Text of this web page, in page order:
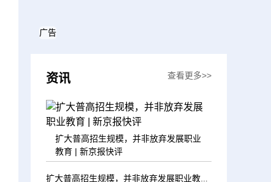
广告
资讯 查看更多>>
扩大普高招生规模，并非放弃发展职业
教育 | 新京报快评
扩大普高招生规模，并非放弃发展职业教育 | 新京报快评